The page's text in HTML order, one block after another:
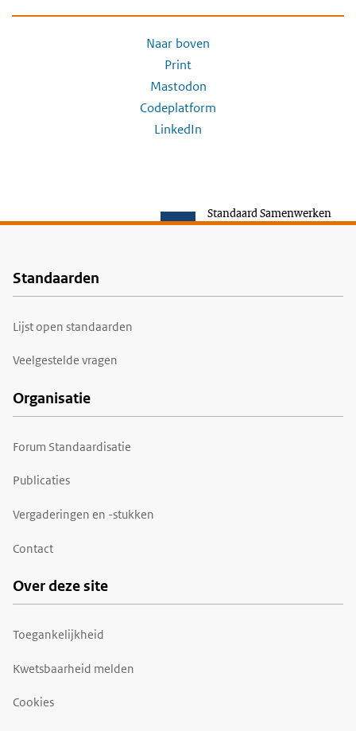
Naar boven
Print
Mastodon
Codeplatform
LinkedIn
Standaard Samenwerken
Voet
Standaarden
Lijst open standaarden
Veelgestelde vragen
Organisatie
Forum Standaardisatie
Publicaties
Vergaderingen en -stukken
Contact
Over deze site
Toegankelijkheid
Kwetsbaarheid melden
Cookies